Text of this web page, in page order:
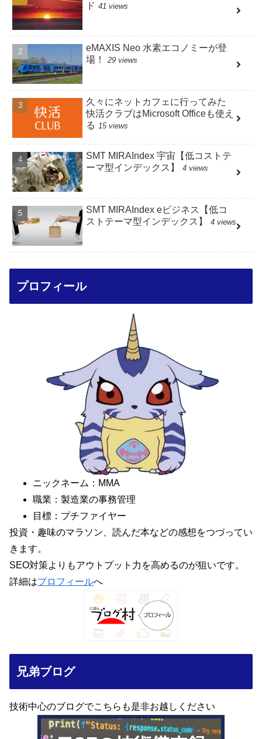
ド 41 views
eMAXIS Neo 水素エコノミーが登
場！
29 views
久々にネットカフェに行ってみた
快活クラブはMicrosoft Officeも使え
る 15 views
SMT MIRAIndex 宇宙【低コストテ
ーマ型インデックス】
4 views
SMT MIRAIndex eビジネス【低コ
ストテーマ型インデックス】
4 views
プロフィール
ニックネーム：MMA
職業：製造業の事務管理
目標：プチファイヤー
投資・趣味のマラソン、読んだ本などの感想をつづってい
きます。
SEO対策よりもアウトプット力を高めるのが狙いです。
詳細はプロフィールへ
兄弟ブログ
技術中心のブログでこちらも是非お越しください